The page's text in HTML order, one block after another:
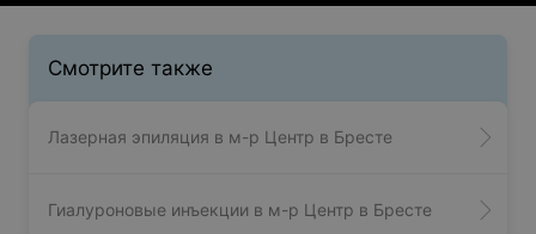
Смотрите также
Лазерная эпиляция в м-р Центр в Бресте
Гиалуроновые инъекции в м-р Центр в Бресте